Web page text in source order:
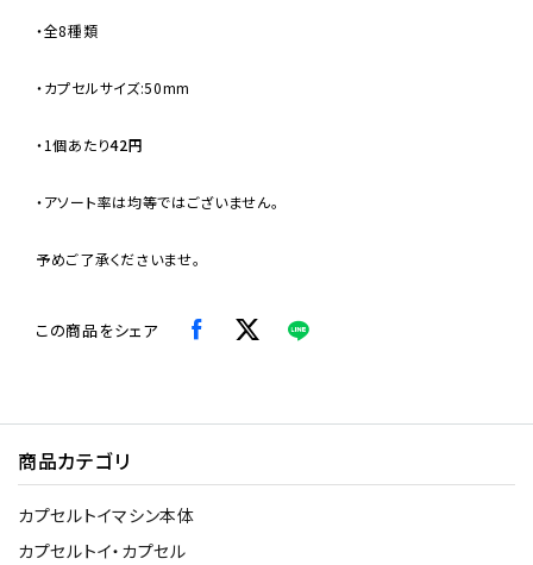
・全8種類
・カプセルサイズ:50mm
・1個あたり42円
・アソート率は均等ではございません。
予めご了承くださいませ。
この商品をシェア
商品カテゴリ
カプセルトイマシン本体
カプセルトイ・カプセル